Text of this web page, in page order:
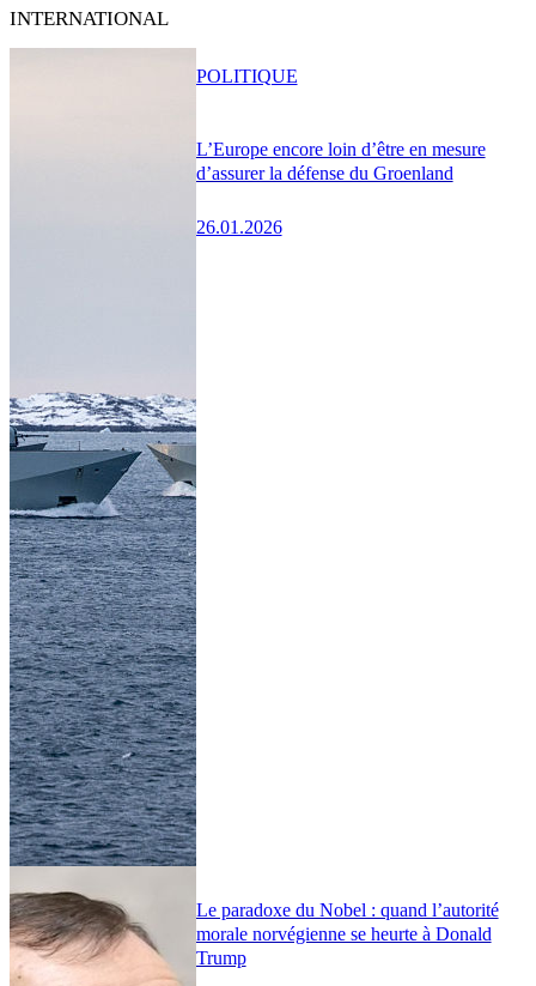
INTERNATIONAL
L’Europe encore loin d’être en mesure
d’assurer la défense du Groenland
26.01.2026
POLITIQUE
Le paradoxe du Nobel : quand l’autorité
morale norvégienne se heurte à Donald
Trump